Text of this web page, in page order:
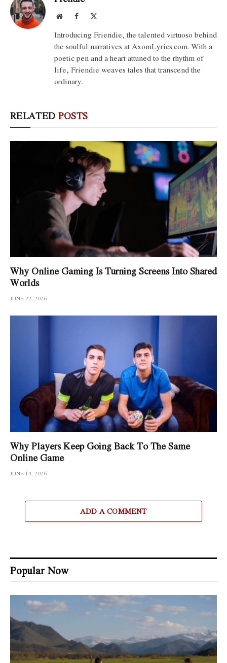
WebsiteFacebook
Introducing Friendie, the talented virtuoso behind
the soulful narratives at AxomLyrics.com. With a
poetic pen and a heart attuned to the rhythm of
life, Friendie weaves tales that transcend the
ordinary.
RELATED POSTS
Why Online Gaming Is Turning Screens Into Shared
Worlds
JUNE 22, 2026
Why Players Keep Going Back To The Same
Online Game
JUNE 13, 2026
ADD A COMMENT
Popular Now